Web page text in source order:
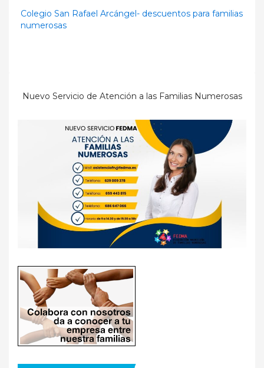
Colegio San Rafael Arcángel- descuentos para familias
numerosas
Nuevo Servicio de Atención a las Familias Numerosas